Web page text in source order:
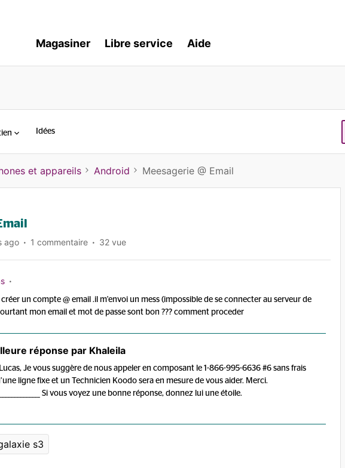
Magasiner Libre service Aide
Idées
et appareils Android Meesagerie @ Email
ago 1 commentaire 32 vue
un compte @ email .il m'envoi un mess (impossible de se connecter au serveur de
mon email et mot de passe sont bon ??? comment proceder
réponse par Khaleila
Je vous suggère de nous appeler en composant le 1-866-995-6636 #6 sans frais
ligne fixe et un Technicien Koodo sera en mesure de vous aider. Merci.
Si vous voyez une bonne réponse, donnez lui une étoile.
s3